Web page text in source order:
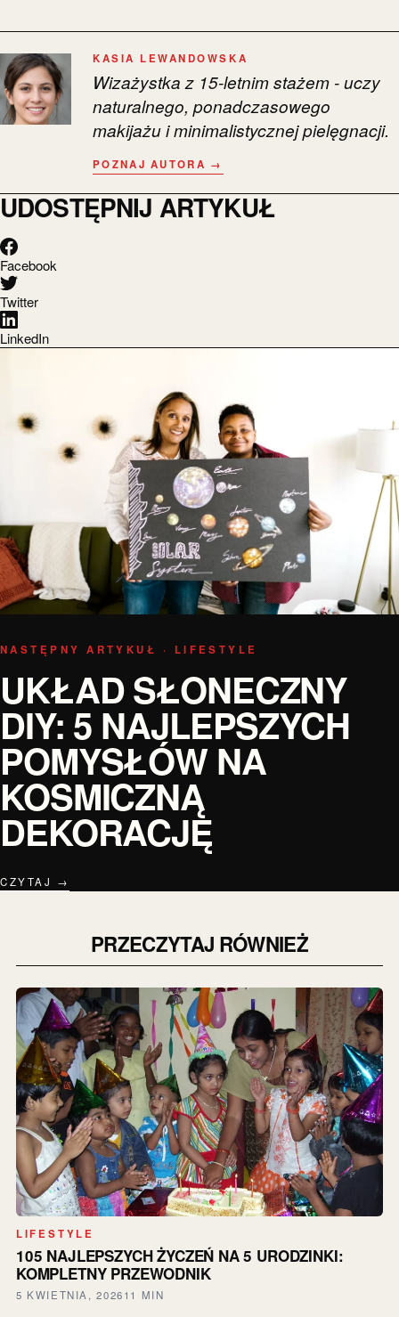
KASIA LEWANDOWSKA
Wizażystka z 15-letnim stażem - uczy
naturalnego, ponadczasowego
makijażu i minimalistycznej pielęgnacji.
POZNAJ AUTORA →
UDOSTĘPNIJ ARTYKUŁ
Facebook
Twitter
LinkedIn
NASTĘPNY ARTYKUŁ · LIFESTYLE
UKŁAD SŁONECZNY
DIY: 5 NAJLEPSZYCH
POMYSŁÓW NA
KOSMICZNĄ
DEKORACJĘ
CZYTAJ →
PRZECZYTAJ RÓWNIEŻ
LIFESTYLE
105 NAJLEPSZYCH ŻYCZEŃ NA 5 URODZINKI:
KOMPLETNY PRZEWODNIK
5 KWIETNIA, 202611 MIN